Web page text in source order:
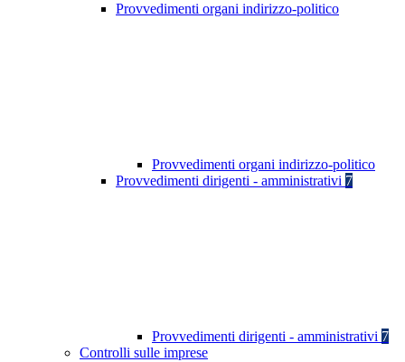
Provvedimenti organi indirizzo-politico
Provvedimenti organi indirizzo-politico
Provvedimenti dirigenti - amministrativi 7
Provvedimenti dirigenti - amministrativi 7
Controlli sulle imprese